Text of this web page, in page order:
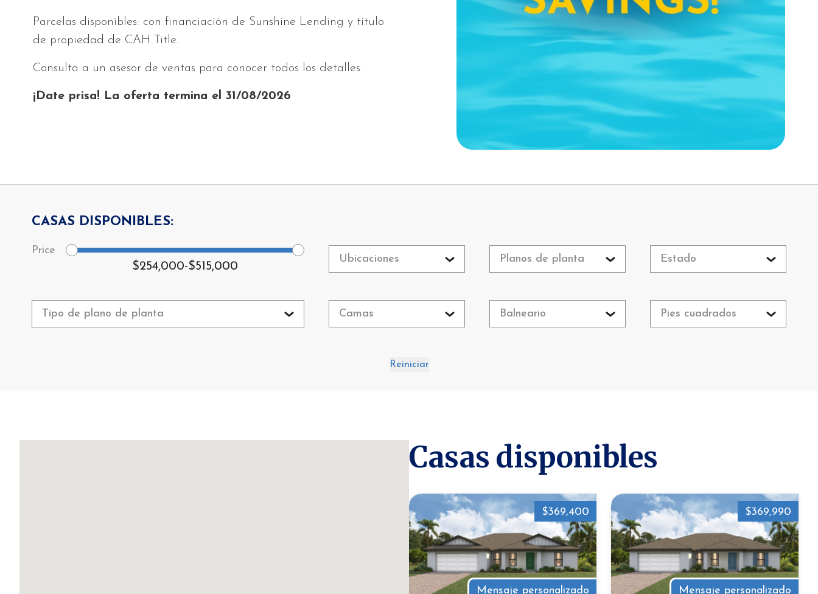
Parcelas disponibles: con financiación de Sunshine Lending y título
de propiedad de CAH Title.
Consulta a un asesor de ventas para conocer todos los detalles.
¡Date prisa! La oferta termina el 31/08/2026
CASAS DISPONIBLES:
$254,000-$515,000
Ubicaciones Planos de planta Estado
Tipo de plano de planta Camas Balneario Pies cuadrados
Reiniciar
Casas disponibles
Mensaje personalizado
$369,400
Mensaje personalizado
$369,990